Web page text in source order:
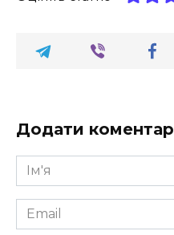
Додати коментар
Ім'я
*
Email
*